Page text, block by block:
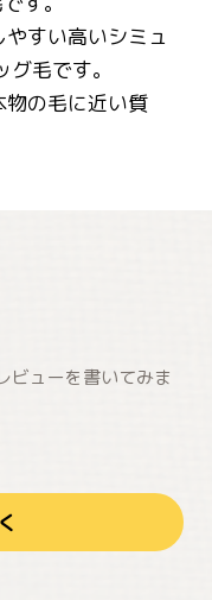
すい高いシミュ
毛です。
の毛に近い質
ビューを書いてみま